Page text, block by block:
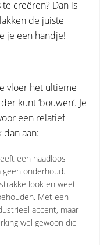
creëren? Dan is
de juiste
je een handje!
vloer het ultieme
kunt ‘bouwen’. Je
een relatief
dan aan:
een naadloos
onderhoud.
look en weet
Met een
accent, maar
wel gewoon die